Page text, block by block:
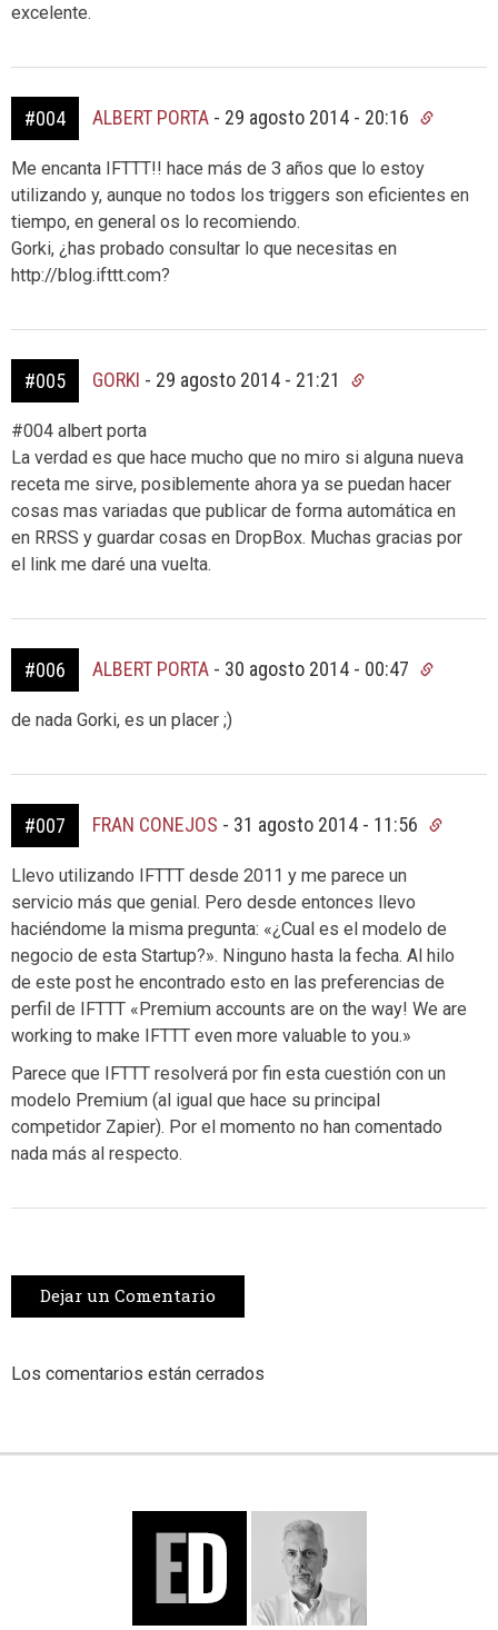
excelente.
#004 ALBERT PORTA - 29 agosto 2014 - 20:16
Me encanta IFTTT!! hace más de 3 años que lo estoy
utilizando y, aunque no todos los triggers son eficientes en
tiempo, en general os lo recomiendo.
Gorki, ¿has probado consultar lo que necesitas en
http://blog.ifttt.com?
#005 GORKI - 29 agosto 2014 - 21:21
#004 albert porta
La verdad es que hace mucho que no miro si alguna nueva
receta me sirve, posiblemente ahora ya se puedan hacer
cosas mas variadas que publicar de forma automática en
en RRSS y guardar cosas en DropBox. Muchas gracias por
el link me daré una vuelta.
#006 ALBERT PORTA - 30 agosto 2014 - 00:47
de nada Gorki, es un placer ;)
#007 FRAN CONEJOS - 31 agosto 2014 - 11:56
Llevo utilizando IFTTT desde 2011 y me parece un
servicio más que genial. Pero desde entonces llevo
haciéndome la misma pregunta: «¿Cual es el modelo de
negocio de esta Startup?». Ninguno hasta la fecha. Al hilo
de este post he encontrado esto en las preferencias de
perfil de IFTTT «Premium accounts are on the way! We are
working to make IFTTT even more valuable to you.»
Parece que IFTTT resolverá por fin esta cuestión con un
modelo Premium (al igual que hace su principal
competidor Zapier). Por el momento no han comentado
nada más al respecto.
Dejar un Comentario
Los comentarios están cerrados